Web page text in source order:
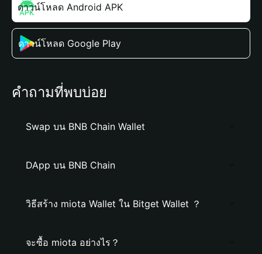
ดาวน์โหลด Android APK
ดาวน์โหลด Google Play
คำถามที่พบบ่อย
Swap บน BNB Chain Wallet
DApp บน BNB Chain
วิธีสร้าง miota Wallet ใน Bitget Wallet ？
จะซื้อ miota อย่างไร？